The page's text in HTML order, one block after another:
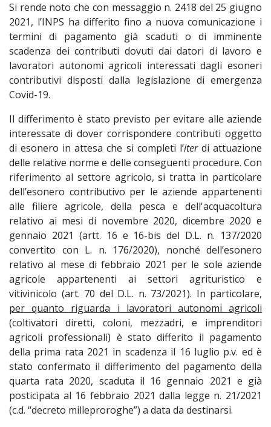
Si rende noto che con messaggio n. 2418 del 25 giugno
2021, l’INPS ha differito fino a nuova comunicazione i
termini di pagamento già scaduti o di imminente
scadenza dei contributi dovuti dai datori di lavoro e
lavoratori autonomi agricoli interessati dagli esoneri
contributivi disposti dalla legislazione di emergenza
Covid-19.
Il differimento è stato previsto per evitare alle aziende
interessate di dover corrispondere contributi oggetto
di esonero in attesa che si completi l’iterdi attuazione
delle relative norme e delle conseguenti procedure. Con
riferimento al settore agricolo, si tratta in particolare
dell’esonero contributivo per le aziende appartenenti
alle filiere agricole, della pesca e dell'acquacoltura
relativo ai mesi di novembre 2020, dicembre 2020 e
gennaio 2021 (artt. 16 e 16-bis del D.L. n. 137/2020
convertito con L. n. 176/2020), nonché dell’esonero
relativo al mese di febbraio 2021 per le sole aziende
agricole appartenenti ai settori agrituristico e
vitivinicolo (art. 70 del D.L. n. 73/2021). In particolare,
per quanto riguarda i lavoratori autonomi agricoli
(coltivatori diretti, coloni, mezzadri, e imprenditori
agricoli professionali) è stato differito il pagamento
della prima rata 2021 in scadenza il 16 luglio p.v. ed è
stato confermato il differimento del pagamento della
quarta rata 2020, scaduta il 16 gennaio 2021 e già
posticipata al 16 febbraio 2021 dalla legge n. 21/2021
(c.d. “decreto milleproroghe”) a data da destinarsi.